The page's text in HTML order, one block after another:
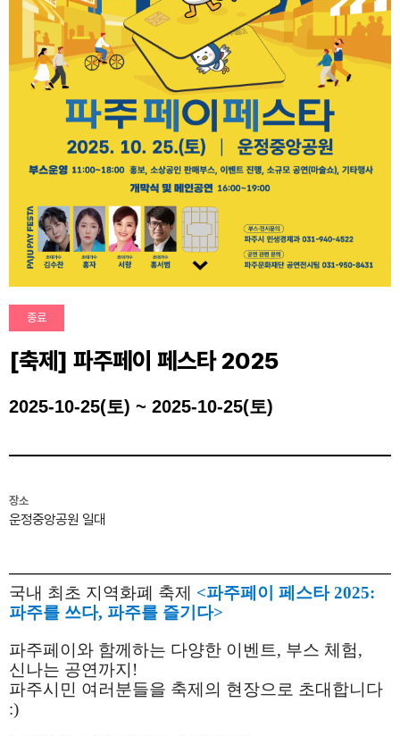
종료
[축제] 파주페이 페스타 2025
2025-10-25(토) ~ 2025-10-25(토)
장소
운정중앙공원 일대
국내 최초 지역화폐 축제 <파주페이 페스타 2025:
파주를 쓰다, 파주를 즐기다>
파주페이와 함께하는 다양한 이벤트, 부스 체험,
신나는 공연까지!
파주시민 여러분들을 축제의 현장으로 초대합니다
:)